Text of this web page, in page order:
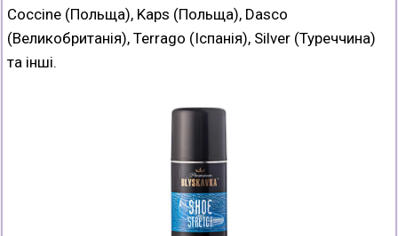
Coccine (Польща), Kaps (Польща), Dasco
(Великобританія), Terrago (Іспанія), Silver (Туреччина)
та інші.